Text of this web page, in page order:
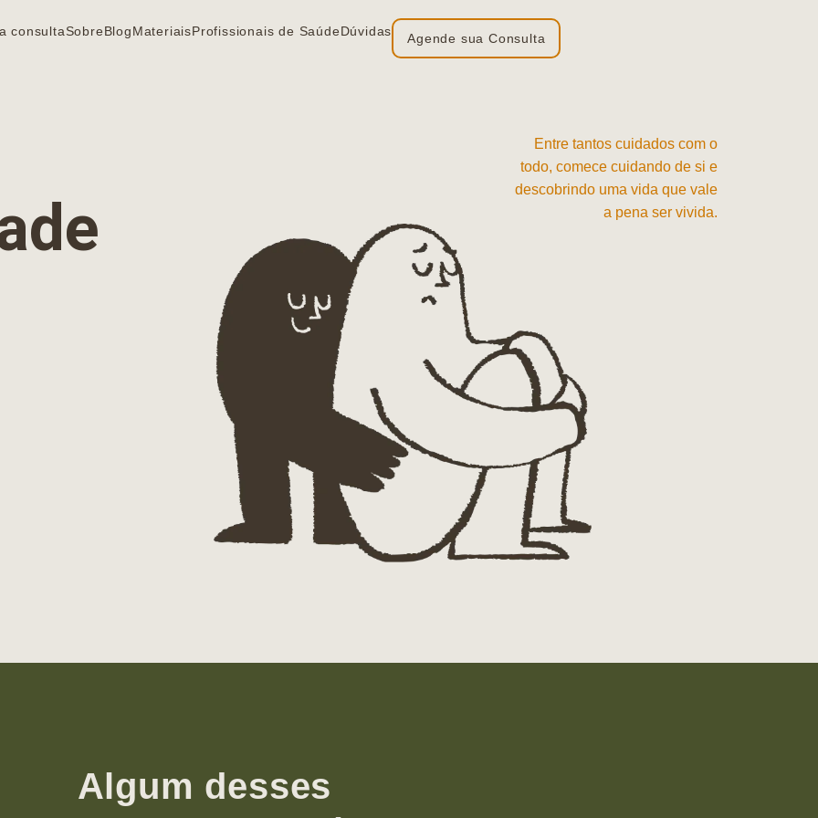
consultaSobreBlogMateriaisProfissionais de SaúdeDúvidas Agende sua Consulta
Entre tantos cuidados com o
todo, comece cuidando de si e
descobrindo uma vida que vale
a pena ser vivida.
Algum desses